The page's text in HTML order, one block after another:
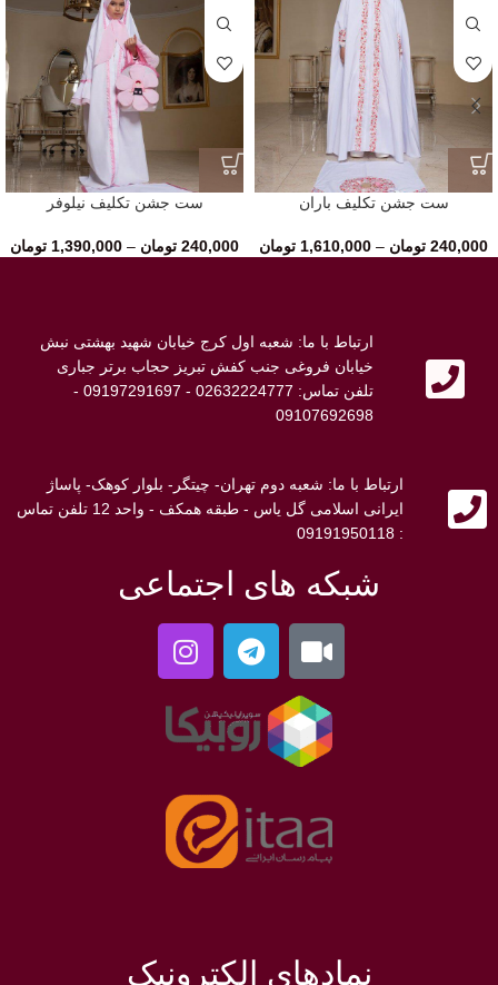
ست جشن تکلیف باران
240,000 تومان –
1,610,000 تومان
ست جشن تکلیف نیلوفر
240,000 تومان –
1,390,000 تومان
ارتباط با ما: شعبه اول کرج خیابان شهید بهشتی نبش
خیابان فروغی جنب کفش تبریز حجاب برتر جباری
تلفن تماس: 02632224777 - 09197291697 -
09107692698
ارتباط با ما: شعبه دوم تهران- چیتگر- بلوار کوهک- پاساژ
ایرانی اسلامی گل یاس - طبقه همکف - واحد 12 تلفن تماس
: 09191950118
شبکه های اجتماعی
نمادهای الکترونیک